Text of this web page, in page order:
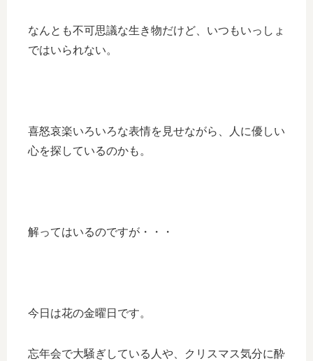
なんとも不可思議な生き物だけど、いつもいっしょ
ではいられない。
喜怒哀楽いろいろな表情を見せながら、人に優しい
心を探しているのかも。
解ってはいるのですが・・・
今日は花の金曜日です。
忘年会で大騒ぎしている人や、クリスマス気分に酔